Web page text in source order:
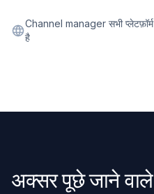
Channel manager सभी प्लेटफ़ॉर्म
है
अक्सर पूछे जाने